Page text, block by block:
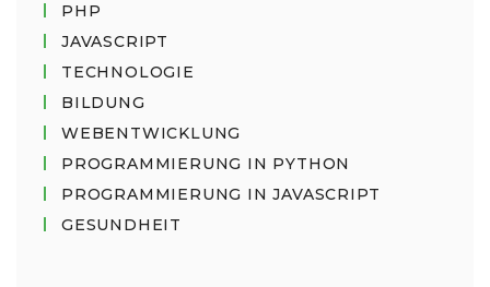
PHP
JAVASCRIPT
TECHNOLOGIE
BILDUNG
WEBENTWICKLUNG
PROGRAMMIERUNG IN PYTHON
PROGRAMMIERUNG IN JAVASCRIPT
GESUNDHEIT